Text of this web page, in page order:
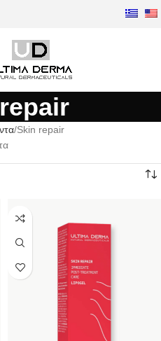
Skin repair